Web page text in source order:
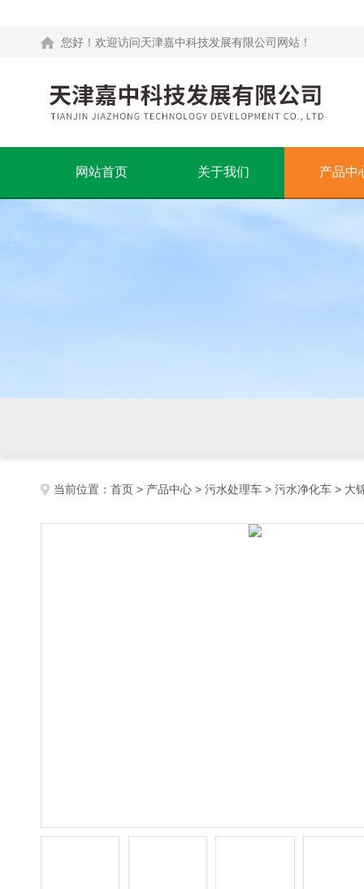
您好！欢迎访问天津嘉中科技发展有限公司网站！
网站首页 关于我们 产品中
当前位置： 首页 > 产品中心 > 污水处理车 > 污水净化车 > 大